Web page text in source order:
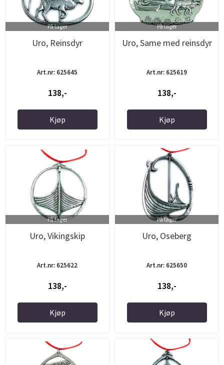
På lager
Uro, Reinsdyr
Art.nr: 625645
138,-
Kjøp
På lager
Uro, Same med reinsdyr
Art.nr: 625619
138,-
Kjøp
På lager
Uro, Vikingskip
Art.nr: 625622
138,-
Kjøp
På lager
Uro, Oseberg
Art.nr: 625650
138,-
Kjøp